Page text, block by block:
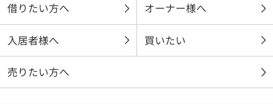
借りたい方へ オーナー様へ
入居者様へ 買いたい
売りたい方へ